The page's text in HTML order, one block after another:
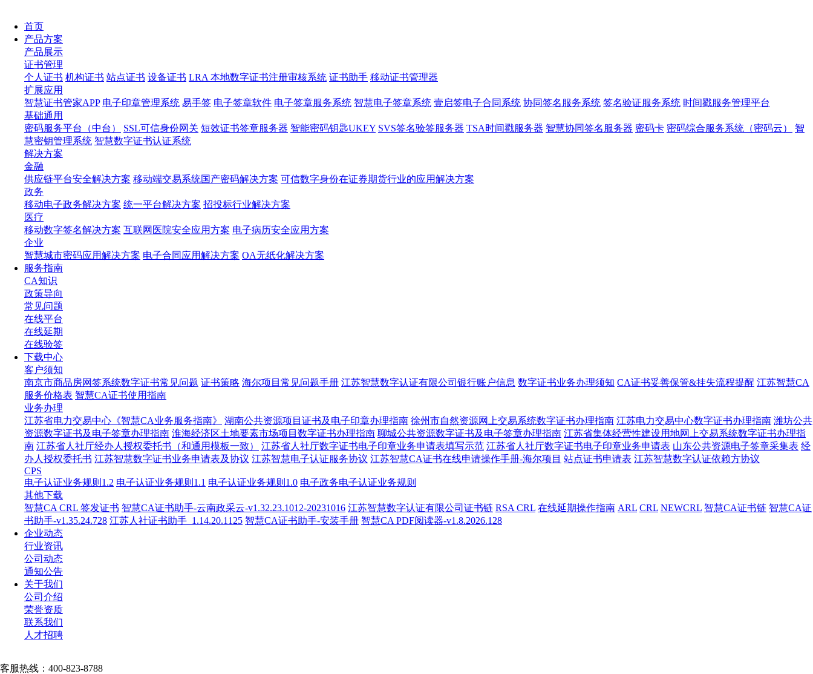
首页
产品方案
产品展示
证书管理
个人证书 机构证书 站点证书 设备证书 LRA 本地数字证书注册审核系统 证书助手 移动证书管理器
扩展应用
智慧证书管家APP 电子印章管理系统 易手签 电子签章软件 电子签章服务系统 智慧电子签章系统 壹启签电子合同系统 协同签名服务系统 签名验证服务系统 时间戳服务管理平台
基础通用
密码服务平台（中台）
SSL可信身份网关 短效证书签章服务器 智能密码钥匙UKEY SVS签名验签服务器 TSA时间戳服务器 智慧协同签名服务器 密码卡 密码综合服务系统（密码云）
智
慧密钥管理系统 智慧数字证书认证系统
解决方案
金融
供应链平台安全解决方案 移动端交易系统国产密码解决方案 可信数字身份在证券期货行业的应用解决方案
政务
移动电子政务解决方案 统一平台解决方案 招投标行业解决方案
医疗
移动数字签名解决方案 互联网医院安全应用方案 电子病历安全应用方案
企业
智慧城市密码应用解决方案 电子合同应用解决方案 OA无纸化解决方案
服务指南
CA知识
政策导向
常见问题
在线平台
在线延期
在线验签
下载中心
客户须知
南京市商品房网签系统数字证书常见问题 证书策略 海尔项目常见问题手册 江苏智慧数字认证有限公司银行账户信息 数字证书业务办理须知 CA证书妥善保管&挂失流程提醒 江苏智慧CA
服务价格表 智慧CA证书使用指南
业务办理
江苏省电力交易中心《智慧CA业务服务指南》
湖南公共资源项目证书及电子印章办理指南 徐州市自然资源网上交易系统数字证书办理指南 江苏电力交易中心数字证书办理指南 潍坊公共
资源数字证书及电子签章办理指南 淮海经济区土地要素市场项目数字证书办理指南 聊城公共资源数字证书及电子签章办理指南 江苏省集体经营性建设用地网上交易系统数字证书办理指
南 江苏省人社厅经办人授权委托书（和通用模板一致） 江苏省人社厅数字证书电子印章业务申请表填写示范 江苏省人社厅数字证书电子印章业务申请表 山东公共资源电子签章采集表 经
办人授权委托书 江苏智慧数字证书业务申请表及协议 江苏智慧电子认证服务协议 江苏智慧CA证书在线申请操作手册-海尔项目 站点证书申请表 江苏智慧数字认证依赖方协议
CPS
电子认证业务规则1.2 电子认证业务规则1.1 电子认证业务规则1.0 电子政务电子认证业务规则
其他下载
智慧CA CRL 签发证书 智慧CA证书助手-云南政采云-v1.32.23.1012-20231016 江苏智慧数字认证有限公司证书链 RSA CRL 在线延期操作指南 ARL CRL NEWCRL 智慧CA证书链 智慧CA证
书助手-v1.35.24.728 江苏人社证书助手_1.14.20.1125 智慧CA证书助手-安装手册 智慧CA PDF阅读器-v1.8.2026.128
企业动态
行业资讯
公司动态
通知公告
关于我们
公司介绍
荣誉资质
联系我们
人才招聘
客服热线：400-823-8788